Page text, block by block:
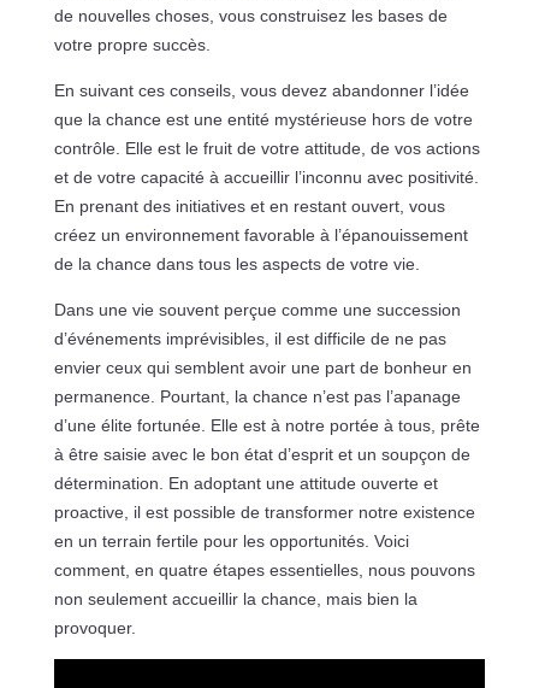
de nouvelles choses, vous construisez les bases de
votre propre succès.
En suivant ces conseils, vous devez abandonner l’idée
que la chance est une entité mystérieuse hors de votre
contrôle. Elle est le fruit de votre attitude, de vos actions
et de votre capacité à accueillir l’inconnu avec positivité.
En prenant des initiatives et en restant ouvert, vous
créez un environnement favorable à l’épanouissement
de la chance dans tous les aspects de votre vie.
Dans une vie souvent perçue comme une succession
d’événements imprévisibles, il est difficile de ne pas
envier ceux qui semblent avoir une part de bonheur en
permanence. Pourtant, la chance n’est pas l’apanage
d’une élite fortunée. Elle est à notre portée à tous, prête
à être saisie avec le bon état d’esprit et un soupçon de
détermination. En adoptant une attitude ouverte et
proactive, il est possible de transformer notre existence
en un terrain fertile pour les opportunités. Voici
comment, en quatre étapes essentielles, nous pouvons
non seulement accueillir la chance, mais bien la
provoquer.